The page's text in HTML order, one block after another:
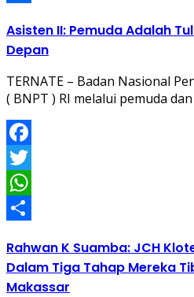
Asisten II: Pemuda Adalah
Depan
TERNATE – Badan Nasional
( BNPT ) RI melalui pemuda
Facebook
Twitter
WhatsApp
Rahwan K Suamba: JCH
Dalam Tiga Tahap Mereka
Makassar